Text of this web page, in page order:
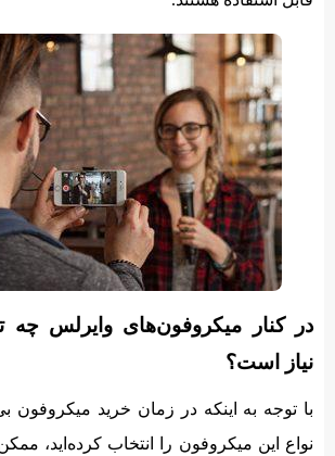
در کنار میکروفون‌های وایرلس چه
نیاز است؟
با توجه به اینکه در زمان خرید میکروفون
نواع این میکروفون را انتخاب کرده‌اید،